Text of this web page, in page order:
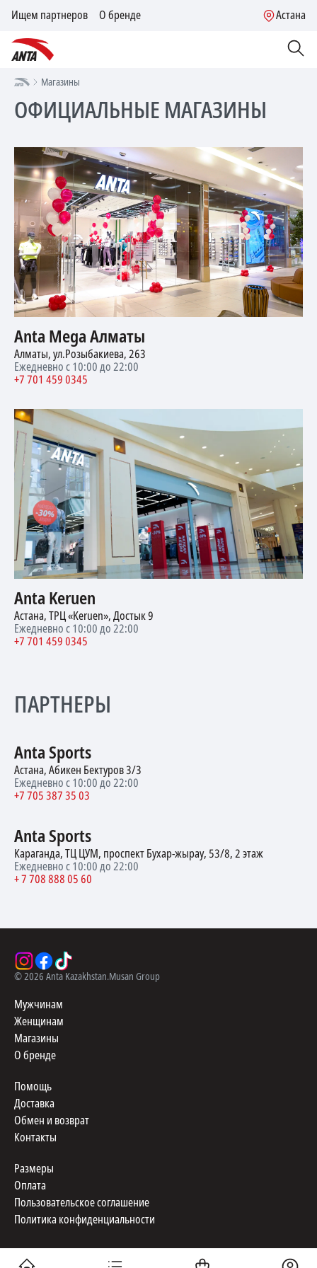
Ищем партнеров О бренде Астана
Магазины
ОФИЦИАЛЬНЫЕ МАГАЗИНЫ
Anta Mega Алматы
Алматы, ул.Розыбакиева, 263
Ежедневно с 10:00 до 22:00
+7 701 459 0345
Anta Keruen
Астана, ТРЦ «Keruen», Достык 9
Ежедневно с 10:00 до 22:00
+7 701 459 0345
ПАРТНЕРЫ
Anta Sports
Астана, Абикен Бектуров 3/3
Ежедневно с 10:00 до 22:00
+7 705 387 35 03
Anta Sports
Караганда, ТЦ ЦУМ, проспект Бухар-жырау, 53/8, 2 этаж
Ежедневно с 10:00 до 22:00
+ 7 708 888 05 60
©2026 Anta Kazakhstan.Musan Group
Мужчинам
Женщинам
Магазины
О бренде
Помощь
Доставка
Обмен и возврат
Контакты
Размеры
Оплата
Пользовательское соглашение
Политика конфиденциальности